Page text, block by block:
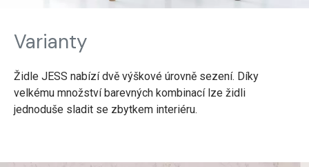
Varianty
Židle JESS nabízí dvě výškové úrovně sezení. Díky
velkému množství barevných kombinací lze židli
jednoduše sladit se zbytkem interiéru.